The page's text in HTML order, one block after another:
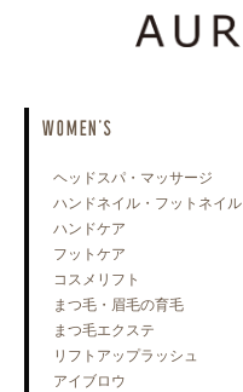
WOMEN'S
ヘッドスパ・マッサージ
ハンドネイル・フットネイル
ハンドケア
フットケア
コスメリフト
まつ毛・眉毛の育毛
まつ毛エクステ
リフトアップラッシュ
アイブロウ